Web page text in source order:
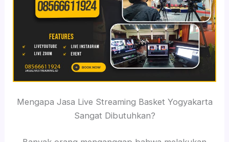
Mengapa Jasa Live Streaming Basket Yogyakarta
Sangat Dibutuhkan?